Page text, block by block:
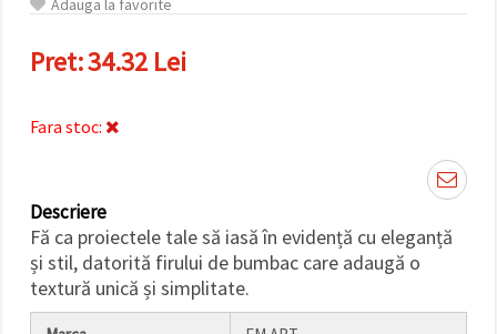
clic pe
să vă
indicați
selectând
făcând clic
pe butonul
"Salvați"
Аcceptati
Pret:34.32 Lei
Fara stoc:
Descriere
Fă ca proiectele tale să iasă în evidență cu eleganță
și stil, datorită firului de bumbac care adaugă o
textură unică și simplitate.